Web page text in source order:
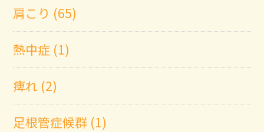
肩こり (65)
熱中症 (1)
痺れ (2)
足根管症候群 (1)